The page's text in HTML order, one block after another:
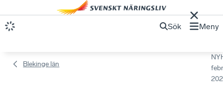
Sök Meny
Blekinge län